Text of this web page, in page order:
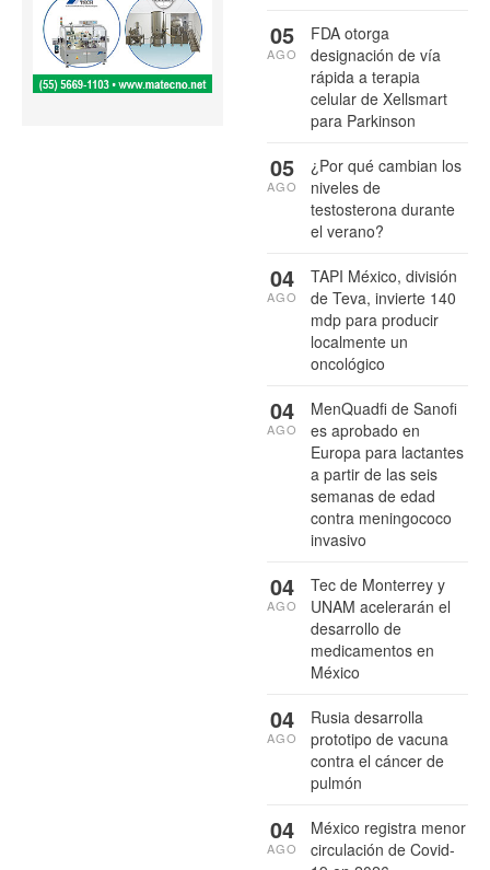
FDA otorga
designación de vía
rápida a terapia
celular de Xellsmart
para Parkinson
05
AGO
¿Por qué cambian los
niveles de
testosterona durante
el verano?
05
AGO
TAPI México, división
de Teva, invierte 140
mdp para producir
localmente un
oncológico
04
AGO
MenQuadfi de Sanofi
es aprobado en
Europa para lactantes
a partir de las seis
semanas de edad
contra meningococo
invasivo
04
AGO
Tec de Monterrey y
UNAM acelerarán el
desarrollo de
medicamentos en
México
04
AGO
Rusia desarrolla
prototipo de vacuna
contra el cáncer de
pulmón
04
AGO
México registra menor
circulación de Covid-
04
AGO